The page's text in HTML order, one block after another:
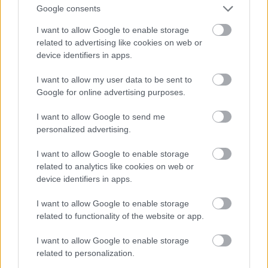
Google consents
I want to allow Google to enable storage
related to advertising like cookies on web or
device identifiers in apps.
I want to allow my user data to be sent to
Google for online advertising purposes.
I want to allow Google to send me
personalized advertising.
I want to allow Google to enable storage
related to analytics like cookies on web or
device identifiers in apps.
I want to allow Google to enable storage
related to functionality of the website or app.
I want to allow Google to enable storage
related to personalization.
Losonci Gereg Kékfrankos 2011
Ezt a bor még novemberben
kezd talán lenyugodni. Három évet töltött fában, a
14.5%-os szeszhez 7.9g/l sav jutott. Szép vonzó illat,
Savanyú gyümölcsök által dominált aromatika,
nagyon intenzív a bor, szinte felrobban. Nagyon
magas sav egyengette szerkezet, közepes-magas
mennyiségű tanninnal, szép fűszerekkel, hosszú
lecsengéssel. Biztosan időre van még szüksége, de
már most is látszik benne az érték bőven.
Losonci Turán 2014(minta)
A sokszor nagy testű, hömpölygősen vastag turán
antitézise. Könnyed, laza szövésű, sok porosan
textúrált tanninnal, muskátlis mellékzöngékkel, jó